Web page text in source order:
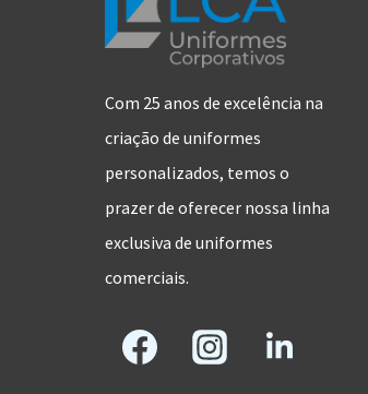
Com 25 anos de excelência na
criação de uniformes
personalizados, temos o
prazer de oferecer nossa linha
exclusiva de uniformes
comerciais.